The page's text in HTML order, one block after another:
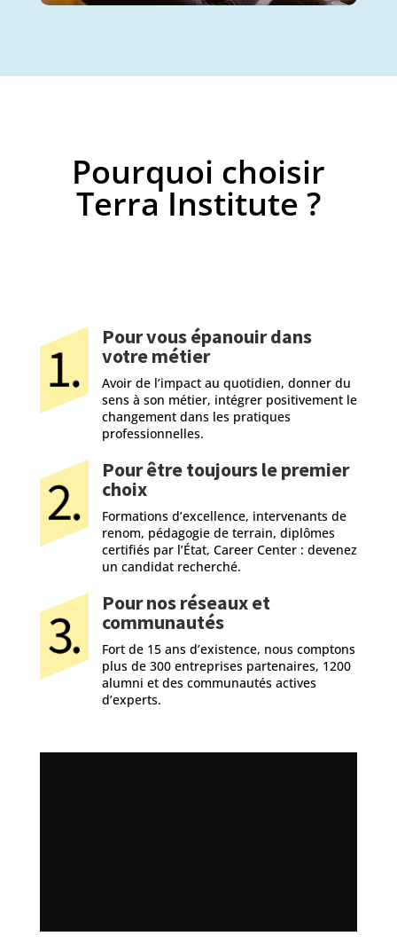
Pourquoi choisir
Terra Institute ?
Pour vous épanouir dans
votre métier
Avoir de l’impact au quotidien, donner du
sens à son métier, intégrer positivement le
changement dans les pratiques
professionnelles.
Pour être toujours le premier
choix
Formations d’excellence, intervenants de
renom, pédagogie de terrain, diplômes
certifiés par l’État, Career Center : devenez
un candidat recherché.
Pour nos réseaux et
communautés
Fort de 15 ans d’existence, nous comptons
plus de 300 entreprises partenaires, 1200
alumni et des communautés actives
d’experts.